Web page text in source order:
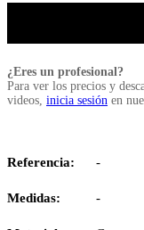
¿Eres un profesional?
Para ver los precios y
videos, inicia sesión en
Referencia: -
Medidas: -